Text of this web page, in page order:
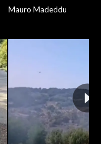
Mauro Madeddu